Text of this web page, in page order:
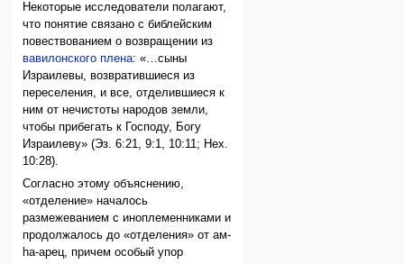
Некоторые исследователи полагают,
что понятие связано с библейским
повествованием о возвращении из
вавилонского плена: «…сыны
Израилевы, возвратившиеся из
переселения, и все, отделившиеся к
ним от нечистоты народов земли,
чтобы прибегать к Господу, Богу
Израилеву» (Эз. 6:21, 9:1, 10:11; Нех.
10:28).
Согласно этому объяснению,
«отделение» началось
размежеванием с иноплеменниками и
продолжалось до «отделения» от ам-
hа-арец, причем особый упор